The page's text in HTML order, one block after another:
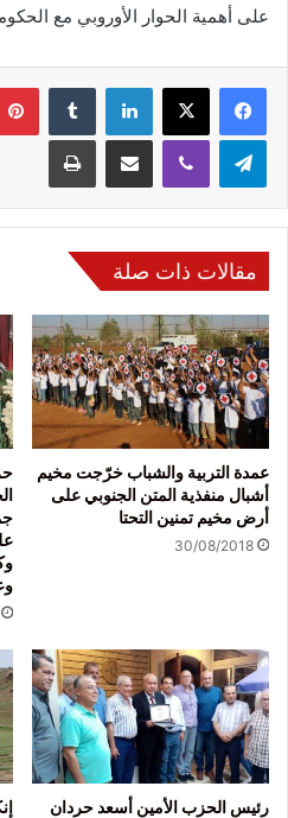
على أهمية الحوار الأوروبي مع
فيسبوك لينكدإن
مقالات ذات صلة
عمدة التربية والشباب خرّجت مخيم
أشبال منفذية المتن الجنوبي على
أرض مخيم تمنين التحتا
30/08/2018
رئيس الحزب الأمين أسعد حردان